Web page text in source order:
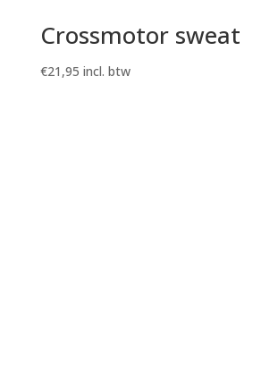
Crossmotor sweat
€21,95 incl. btw